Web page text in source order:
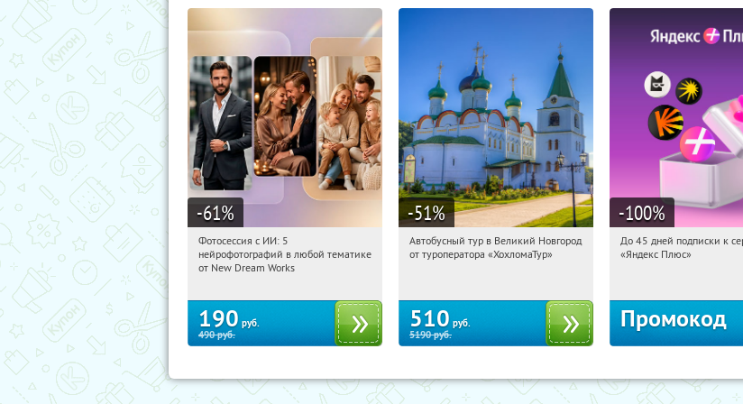
-61%
08:39:31
Россия
Фотосессия с ИИ: 5
нейрофотографий в любой тематике
от New Dream Works
190 руб.
490руб.
-51%
08:39:31 Купили:2
Автобусный тур в Великий Новгород
от туроператора «ХохломаТур»
510 руб.
5190руб.
-100%
08:39:31
До 45 дней подписки к
«Яндекс Плюс»
Промокод